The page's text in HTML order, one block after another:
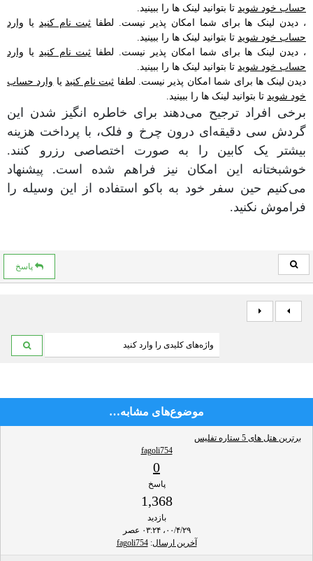
حساب خود شوید تا بتوانید لینک ها را ببینید.
، دیدن لینک ها برای شما امکان پذیر نیست. لطفا ثبت نام کنید یا وارد
حساب خود شوید تا بتوانید لینک ها را ببینید.
، دیدن لینک ها برای شما امکان پذیر نیست. لطفا ثبت نام کنید یا وارد
حساب خود شوید تا بتوانید لینک ها را ببینید.
دیدن لینک ها برای شما امکان پذیر نیست. لطفا ثبت نام کنیدیا وارد حساب
خود شوید تا بتوانید لینک ها را ببینید.
برخی افراد ترجیح می‌دهند برای خاطره انگیز شدن این
گردش سی دقیقه‌ای درون چرخ و فلک، با پرداخت هزینه
بیشتر یک کابین را به صورت اختصاصی رزرو کنند.
خوشبختانه این امکان نیز فراهم شده است. پیشنهاد
می‌کنیم حین سفر خود به باکو استفاده از این وسیله را
فراموش نکنید.
پاسخ
موضوع‌های مشابه…
برترین هتل های 5 ستاره تفلیس
fagoli754
0
پاسخ
1,368
بازدید
۰۰/۴/۲۹، ۰۳:۲۴ عصر
آخرین ارسال:
fagoli754